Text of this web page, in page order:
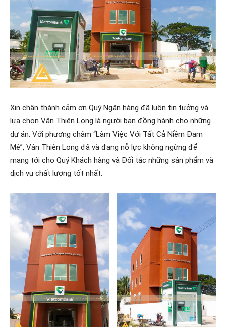
Xin chân thành cảm ơn Quý Ngân hàng đã luôn tin tưởng và
lựa chọn Vân Thiên Long là người bạn đồng hành cho những
dự án. Với phương châm “Làm Việc Với Tất Cả Niềm Đam
Mê”, Vân Thiên Long đã và đang nỗ lực không ngừng để
mang tới cho Quý Khách hàng và Đối tác những sản phẩm và
dịch vụ chất lượng tốt nhất.